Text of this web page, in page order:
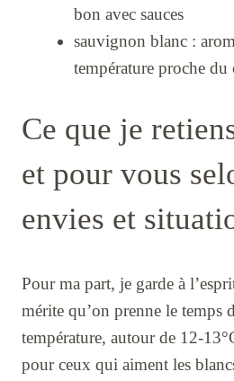
bon avec sauces
sauvignon blanc :
température proche du
Ce que je
et pour vous
envies et
Pour ma part, je garde à
mérite qu’on prenne le temps
température, autour de 12-
pour ceux qui aiment les